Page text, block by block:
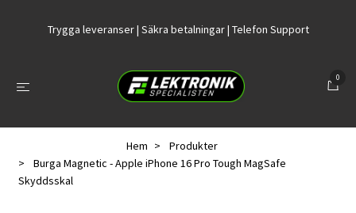
Trygga leveranser | Säkra betalningar | Telefon Support
0
Hem
Produkter
Burga Magnetic - Apple iPhone 16 Pro Tough MagSafe
Skyddsskal